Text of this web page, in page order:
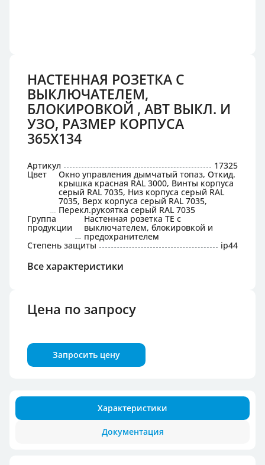
НАСТЕННАЯ РОЗЕТКА С
ВЫКЛЮЧАТЕЛЕМ,
БЛОКИРОВКОЙ , АВТ ВЫКЛ. И
УЗО, РАЗМЕР КОРПУСА
365X134
Артикул 17325
Цвет Окно управления дымчатый топаз, Откид.
крышка красная RAL 3000, Винты корпуса
серый RAL 7035, Низ корпуса серый RAL
7035, Верх корпуса серый RAL 7035,
Перекл.рукоятка серый RAL 7035
Группа
продукции
Настенная розетка TE с
выключателем, блокировкой и
предохранителем
Степень защиты ip44
Все характеристики
Цена по запросу
Запросить цену
Характеристики
Документация